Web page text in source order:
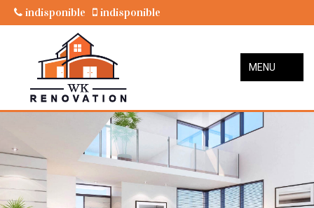
indisponible indisponible
MENU